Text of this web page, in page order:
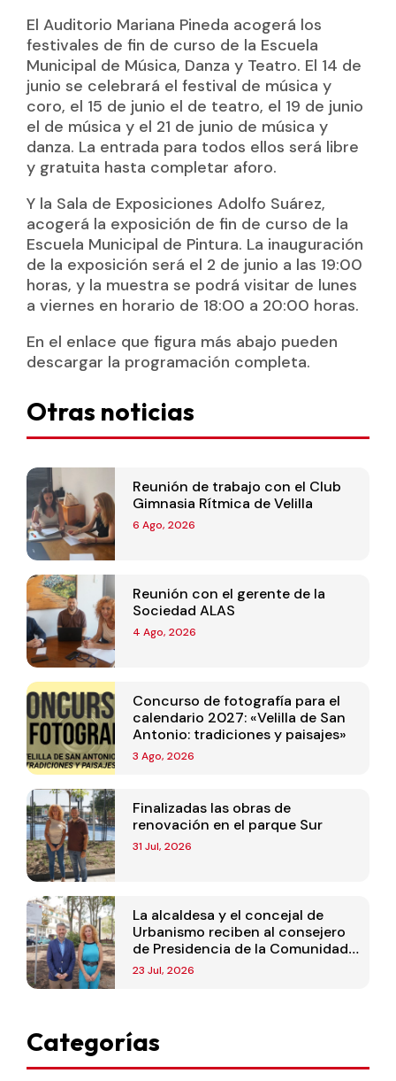
El Auditorio Mariana Pineda acogerá los
festivales de fin de curso de la Escuela
Municipal de Música, Danza y Teatro. El 14 de
junio se celebrará el festival de música y
coro, el 15 de junio el de teatro, el 19 de junio
el de música y el 21 de junio de música y
danza. La entrada para todos ellos será libre
y gratuita hasta completar aforo.
Y la Sala de Exposiciones Adolfo Suárez,
acogerá la exposición de fin de curso de la
Escuela Municipal de Pintura. La inauguración
de la exposición será el 2 de junio a las 19:00
horas, y la muestra se podrá visitar de lunes
a viernes en horario de 18:00 a 20:00 horas.
En el enlace que figura más abajo pueden
descargar la programación completa.
Otras noticias
Reunión de trabajo con el Club
Gimnasia Rítmica de Velilla
6 Ago, 2026
Reunión con el gerente de la
Sociedad ALAS
4 Ago, 2026
Concurso de fotografía para el
calendario 2027: «Velilla de San
Antonio: tradiciones y paisajes»
3 Ago, 2026
Finalizadas las obras de
renovación en el parque Sur
31 Jul, 2026
La alcaldesa y el concejal de
Urbanismo reciben al consejero
de Presidencia de la Comunidad
de Madrid
23 Jul, 2026
Categorías